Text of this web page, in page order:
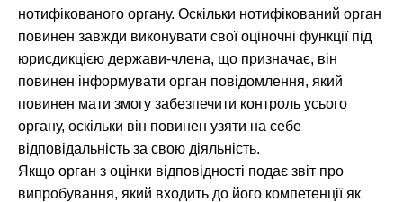
нотифікованого органу. Оскільки нотифікований орган
повинен завжди виконувати свої оціночні функції під
юрисдикцією держави-члена, що призначає, він
повинен інформувати орган повідомлення, який
повинен мати змогу забезпечити контроль усього
органу, оскільки він повинен узяти на себе
відповідальність за свою діяльність.
Якщо орган з оцінки відповідності подає звіт про
випробування, який входить до його компетенції як